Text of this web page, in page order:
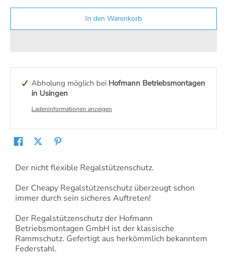
In den Warenkorb
Abholung möglich bei Hofmann Betriebsmontagen
in Usingen
Ladeninformationen anzeigen
Der nicht flexible Regalstützenschutz.
Der Cheapy Regalstützenschutz überzeugt schon
immer durch sein sicheres Auftreten!
Der Regalstützenschutz der Hofmann
Betriebsmontagen GmbH ist der klassische
Rammschutz. Gefertigt aus herkömmlich bekanntem
Federstahl.